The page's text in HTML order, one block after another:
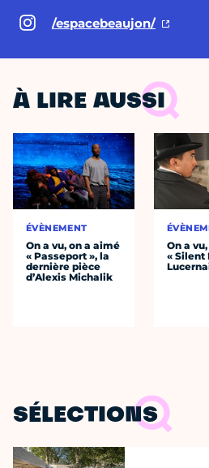
/espacebeaujon/
À LIRE AUSSI
ÉVÈNEMENT
On a vu, on a aimé
« Passeport », la
dernière pièce
d’Alexis Michalik
On a
« Silent
SÉLECTIONS